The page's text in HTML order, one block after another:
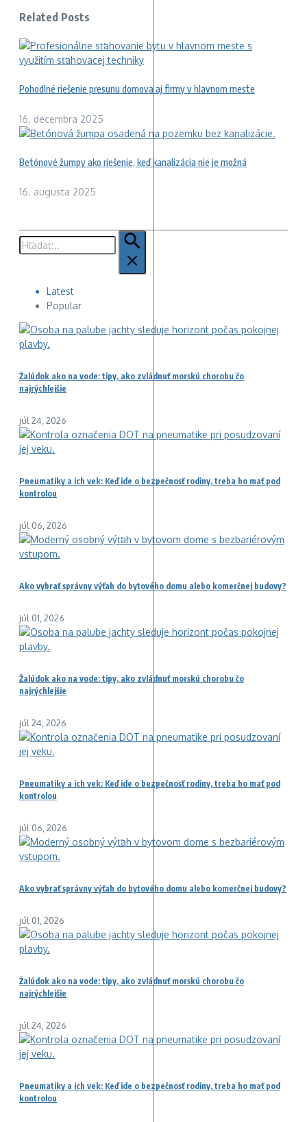
Related Posts
Pohodlné riešenie presunu domova aj firmy v hlavnom meste
16. decembra 2025
Betónové žumpy ako riešenie, keď kanalizácia nie je možná
16. augusta 2025
Hľadať:
Latest
Popular
Žalúdok ako na vode: tipy, ako zvládnuť morskú chorobu čo
najrýchlejšie
júl 24, 2026
Pneumatiky a ich vek: Keď ide o bezpečnosť rodiny, treba ho mať pod
kontrolou
júl 06, 2026
Ako vybrať správny výťah do bytového domu alebo komerčnej budovy?
júl 01, 2026
Žalúdok ako na vode: tipy, ako zvládnuť morskú chorobu čo
najrýchlejšie
júl 24, 2026
Pneumatiky a ich vek: Keď ide o bezpečnosť rodiny, treba ho mať pod
kontrolou
júl 06, 2026
Ako vybrať správny výťah do bytového domu alebo komerčnej budovy?
júl 01, 2026
Žalúdok ako na vode: tipy, ako zvládnuť morskú chorobu čo
najrýchlejšie
júl 24, 2026
Pneumatiky a ich vek: Keď ide o bezpečnosť rodiny, treba ho mať pod
kontrolou